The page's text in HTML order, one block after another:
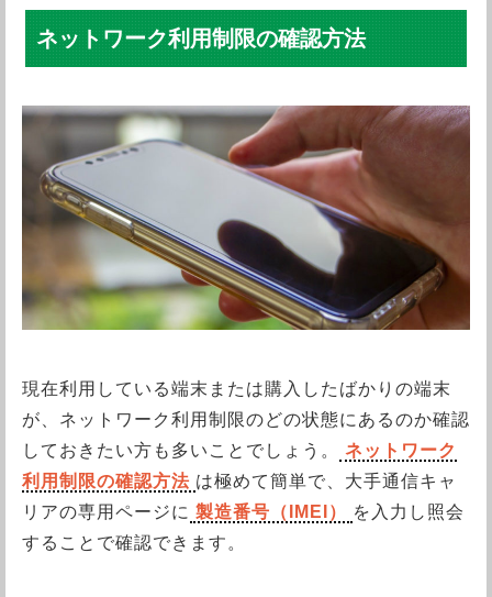
ネットワーク利用制限の確認方法
現在利用している端末または購入したばかりの端末
が、ネットワーク利用制限のどの状態にあるのか確認
しておきたい方も多いことでしょう。
ネットワーク
利用制限の確認方法 は極めて簡単で、大手通信キャ
リアの専用ページに 製造番号（IMEI）
を入力し照会
することで確認できます。